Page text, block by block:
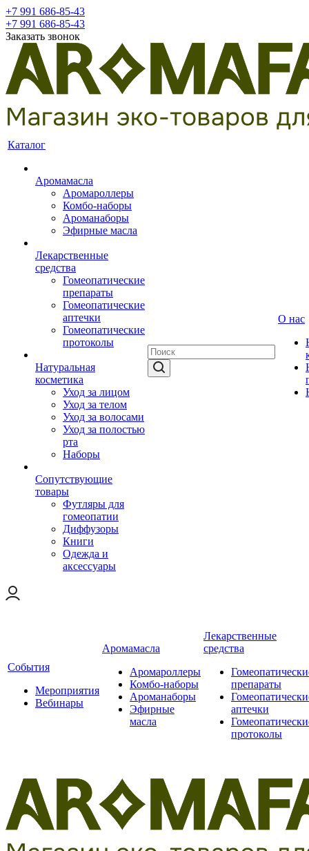
+7 991 686-85-43
+7 991 686-85-43
Заказать звонок
Каталог
Аромамасла
Аромароллеры
Комбо-наборы
Ароманаборы
Эфирные масла
Лекарственные
средства
Гомеопатические
препараты
Гомеопатические
аптечки
Гомеопатические
протоколы
Натуральная
косметика
Уход за лицом
Уход за телом
Уход за волосами
Уход за полостью
рта
Наборы
Сопутствующие
товары
Футляры для
гомеопатии
Диффузоры
Книги
Одежда и
аксессуары
О нас
События
Мероприятия
Вебинары
Аромамасла
Аромароллеры
Комбо-наборы
Ароманаборы
Эфирные
масла
Лекарственные
средства
препараты
аптечки
протоколы